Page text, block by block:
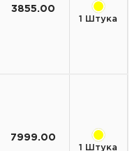
3855.00
1 Штука
7999.00
1 Штука